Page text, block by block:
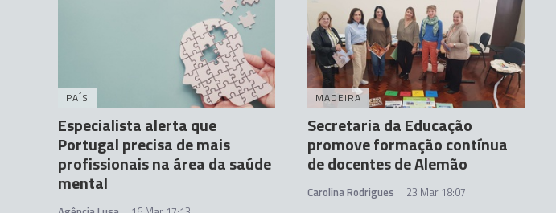
PAÍS
Especialista alerta que
Portugal precisa de mais
profissionais na área da saúde
mental
MADEIRA
Secretaria da Educação
promove formação contínua
de docentes de Alemão
Carolina Rodrigues 23 Mar 18:07